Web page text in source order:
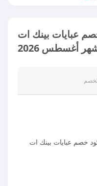
عبايات بينك ات
أغسطس 2026
خصم عبايات بينك ات